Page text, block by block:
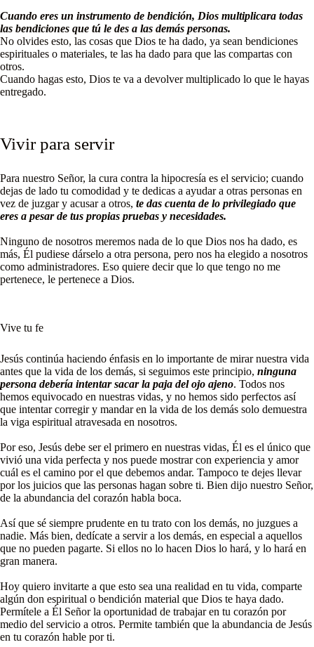
Cuando eres un instrumento de bendición, Dios multiplicara todas
las bendiciones que tú le des a las demás personas.
No olvides esto, las cosas que Dios te ha dado, ya sean bendiciones
espirituales o materiales, te las ha dado para que las compartas con
otros.
Cuando hagas esto, Dios te va a devolver multiplicado lo que le hayas
entregado.
Vivir para servir
Para nuestro Señor, la cura contra la hipocresía es el servicio; cuando
dejas de lado tu comodidad y te dedicas a ayudar a otras personas en
vez de juzgar y acusar a otros, te das cuenta de lo privilegiado que
eres a pesar de tus propias pruebas y necesidades.
Ninguno de nosotros meremos nada de lo que Dios nos ha dado, es
más, Él pudiese dárselo a otra persona, pero nos ha elegido a nosotros
como administradores. Eso quiere decir que lo que tengo no me
pertenece, le pertenece a Dios.
Vive tu fe
Jesús continúa haciendo énfasis en lo importante de mirar nuestra vida
antes que la vida de los demás, si seguimos este principio, ninguna
persona debería intentar sacar la paja del ojo ajeno. Todos nos
hemos equivocado en nuestras vidas, y no hemos sido perfectos así
que intentar corregir y mandar en la vida de los demás solo demuestra
la viga espiritual atravesada en nosotros.
Por eso, Jesús debe ser el primero en nuestras vidas, Él es el único que
vivió una vida perfecta y nos puede mostrar con experiencia y amor
cuál es el camino por el que debemos andar. Tampoco te dejes llevar
por los juicios que las personas hagan sobre ti. Bien dijo nuestro Señor,
de la abundancia del corazón habla boca.
Así que sé siempre prudente en tu trato con los demás, no juzgues a
nadie. Más bien, dedícate a servir a los demás, en especial a aquellos
que no pueden pagarte. Si ellos no lo hacen Dios lo hará, y lo hará en
gran manera.
Hoy quiero invitarte a que esto sea una realidad en tu vida, comparte
algún don espiritual o bendición material que Dios te haya dado.
Permítele a Él Señor la oportunidad de trabajar en tu corazón por
medio del servicio a otros. Permite también que la abundancia de Jesús
en tu corazón hable por ti.